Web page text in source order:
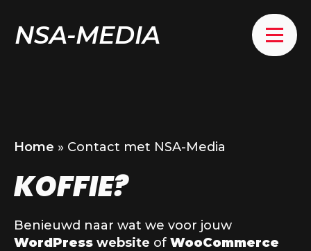
NSA-MEDIA
Home » Contact met NSA-Media
KOFFIE?
Benieuwd naar wat we voor jouw
WordPress website of WooCommerce